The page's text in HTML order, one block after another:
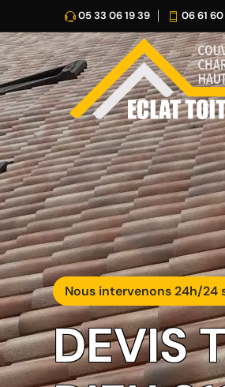
05 33 06 19 39 06 61
Nous intervenons 24h/24
DEVIS